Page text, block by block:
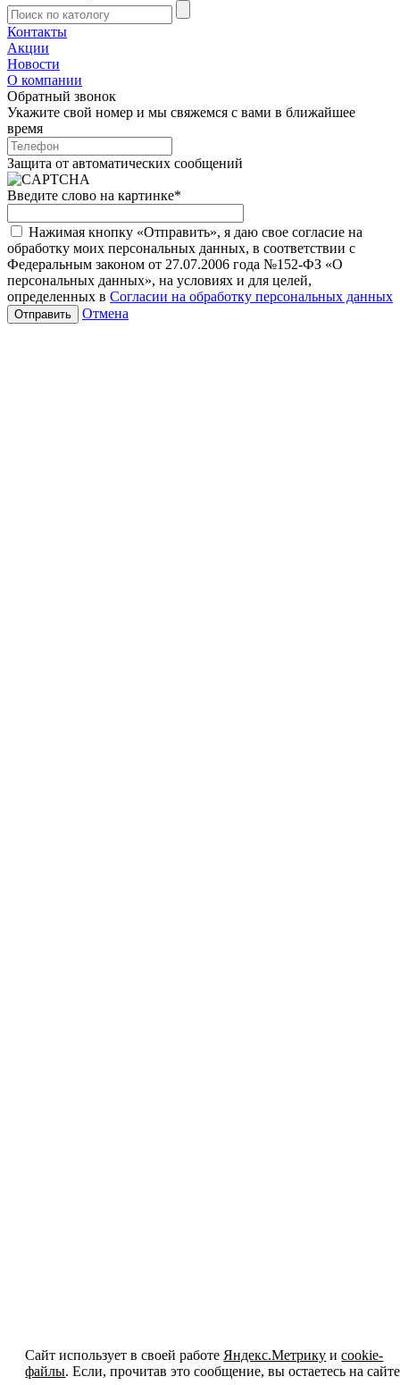
Контакты
Акции
Новости
О компании
Обратный звонок
Укажите свой номер и мы свяжемся с вами в ближайшее
время
Защита от автоматических сообщений
Введите слово на картинке*
Нажимая кнопку «Отправить», я даю свое согласие на
обработку моих персональных данных, в соответствии с
Федеральным законом от 27.07.2006 года №152-ФЗ «О
персональных данных», на условиях и для целей,
определенных в Согласии на обработку персональных данных
Отмена
Сайт использует в своей работе Яндекс.Метрику иcookie-
файлы. Если, прочитав это сообщение, вы остаетесь на